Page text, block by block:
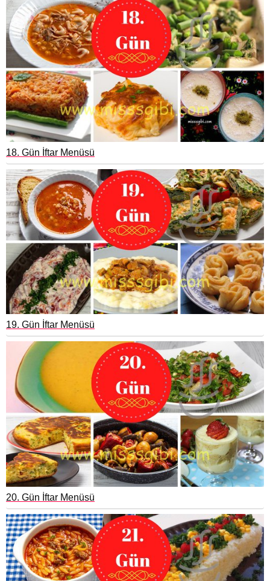
18. Gün İftar Menüsü
19. Gün İftar Menüsü
20. Gün İftar Menüsü